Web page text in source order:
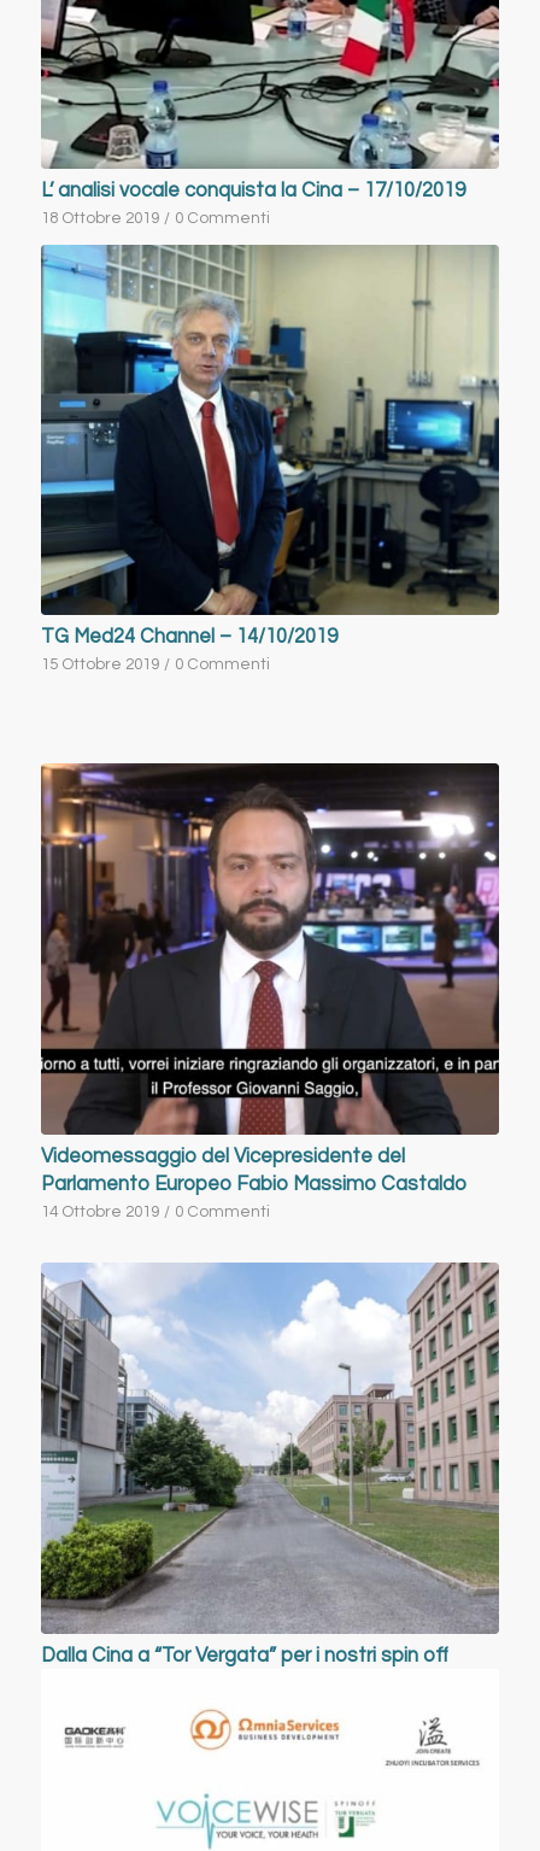
L’ analisi vocale conquista la Cina – 17/10/2019
18 Ottobre 2019 / 0 Commenti
TG Med24 Channel – 14/10/2019
15 Ottobre 2019 / 0 Commenti
Videomessaggio del Vicepresidente del
Parlamento Europeo Fabio Massimo Castaldo
14 Ottobre 2019 / 0 Commenti
Dalla Cina a “Tor Vergata” per i nostri spin off